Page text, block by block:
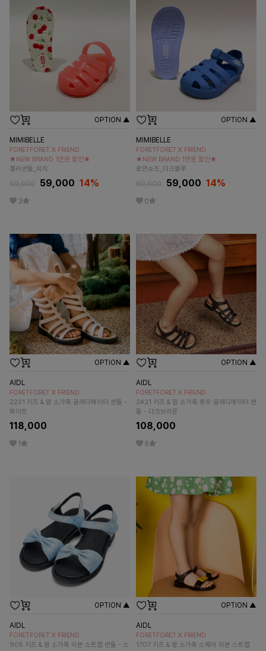
OPTION ▲
MIMIBELLE
FORETFORET X FRIEND
★NEW BRAND 1만원 할인★
젤리샌들_피치
69,000 59,000 14%
3
OPTION ▲
MIMIBELLE
FORETFORET X FRIEND
★NEW BRAND 1만원 할인★
로만슈즈_다크블루
69,000 59,000 14%
0
OPTION ▲
AIDL
FORETFORET X FRIEND
2221 키즈 & 맘 소가죽 글래디에이터 샌들 -
화이트
118,000
1
OPTION ▲
AIDL
FORETFORET X FRIEND
2421 키즈 & 맘 소가죽 로우 글래디에이터 샌
들 - 다크브라운
108,000
5
OPTION ▲
AIDL
FORETFORET X FRIEND
905 키즈 & 맘 소가죽 리본 스트랩 샌들 - 스
OPTION ▲
AIDL
FORETFORET X FRIEND
1707 키즈 & 맘 소가죽 스퀘어 리본 스트랩